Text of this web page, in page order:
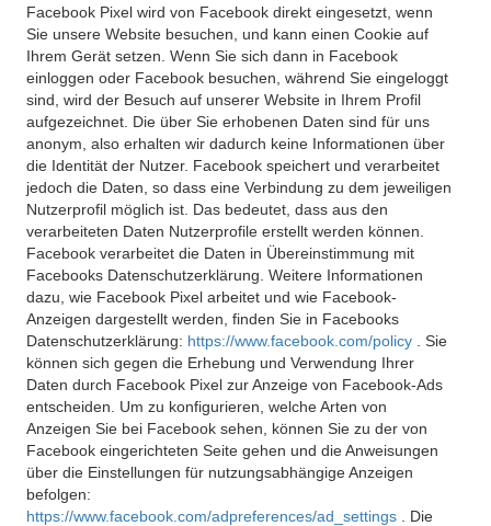
Facebook Pixel wird von Facebook direkt eingesetzt, wenn
Sie unsere Website besuchen, und kann einen Cookie auf
Ihrem Gerät setzen. Wenn Sie sich dann in Facebook
einloggen oder Facebook besuchen, während Sie eingeloggt
sind, wird der Besuch auf unserer Website in Ihrem Profil
aufgezeichnet. Die über Sie erhobenen Daten sind für uns
anonym, also erhalten wir dadurch keine Informationen über
die Identität der Nutzer. Facebook speichert und verarbeitet
jedoch die Daten, so dass eine Verbindung zu dem jeweiligen
Nutzerprofil möglich ist. Das bedeutet, dass aus den
verarbeiteten Daten Nutzerprofile erstellt werden können.
Facebook verarbeitet die Daten in Übereinstimmung mit
Facebooks Datenschutzerklärung. Weitere Informationen
dazu, wie Facebook Pixel arbeitet und wie Facebook-
Anzeigen dargestellt werden, finden Sie in Facebooks
Datenschutzerklärung: https://www.facebook.com/policy
. Sie
können sich gegen die Erhebung und Verwendung Ihrer
Daten durch Facebook Pixel zur Anzeige von Facebook-Ads
entscheiden. Um zu konfigurieren, welche Arten von
Anzeigen Sie bei Facebook sehen, können Sie zu der von
Facebook eingerichteten Seite gehen und die Anweisungen
über die Einstellungen für nutzungsabhängige Anzeigen
befolgen:
https://www.facebook.com/adpreferences/ad_settings
. Die